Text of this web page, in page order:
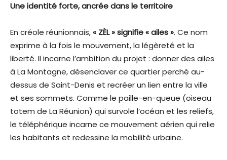
Une identité forte, ancrée dans le territoire
En créole réunionnais,« ZÈL » signifie « ailes ». Ce nom
exprime à la fois le mouvement, la légèreté et la
liberté. Il incarne l’ambition du projet : donner des ailes
à La Montagne, désenclaver ce quartier perché au-
dessus de Saint-Denis et recréer un lien entre la ville
et ses sommets. Comme le paille-en-queue (oiseau
totem de La Réunion) qui survole l’océan et les reliefs,
le téléphérique incarne ce mouvement aérien qui relie
les habitants et redessine la mobilité urbaine.